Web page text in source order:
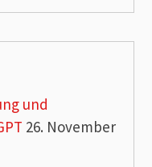
und
26. November